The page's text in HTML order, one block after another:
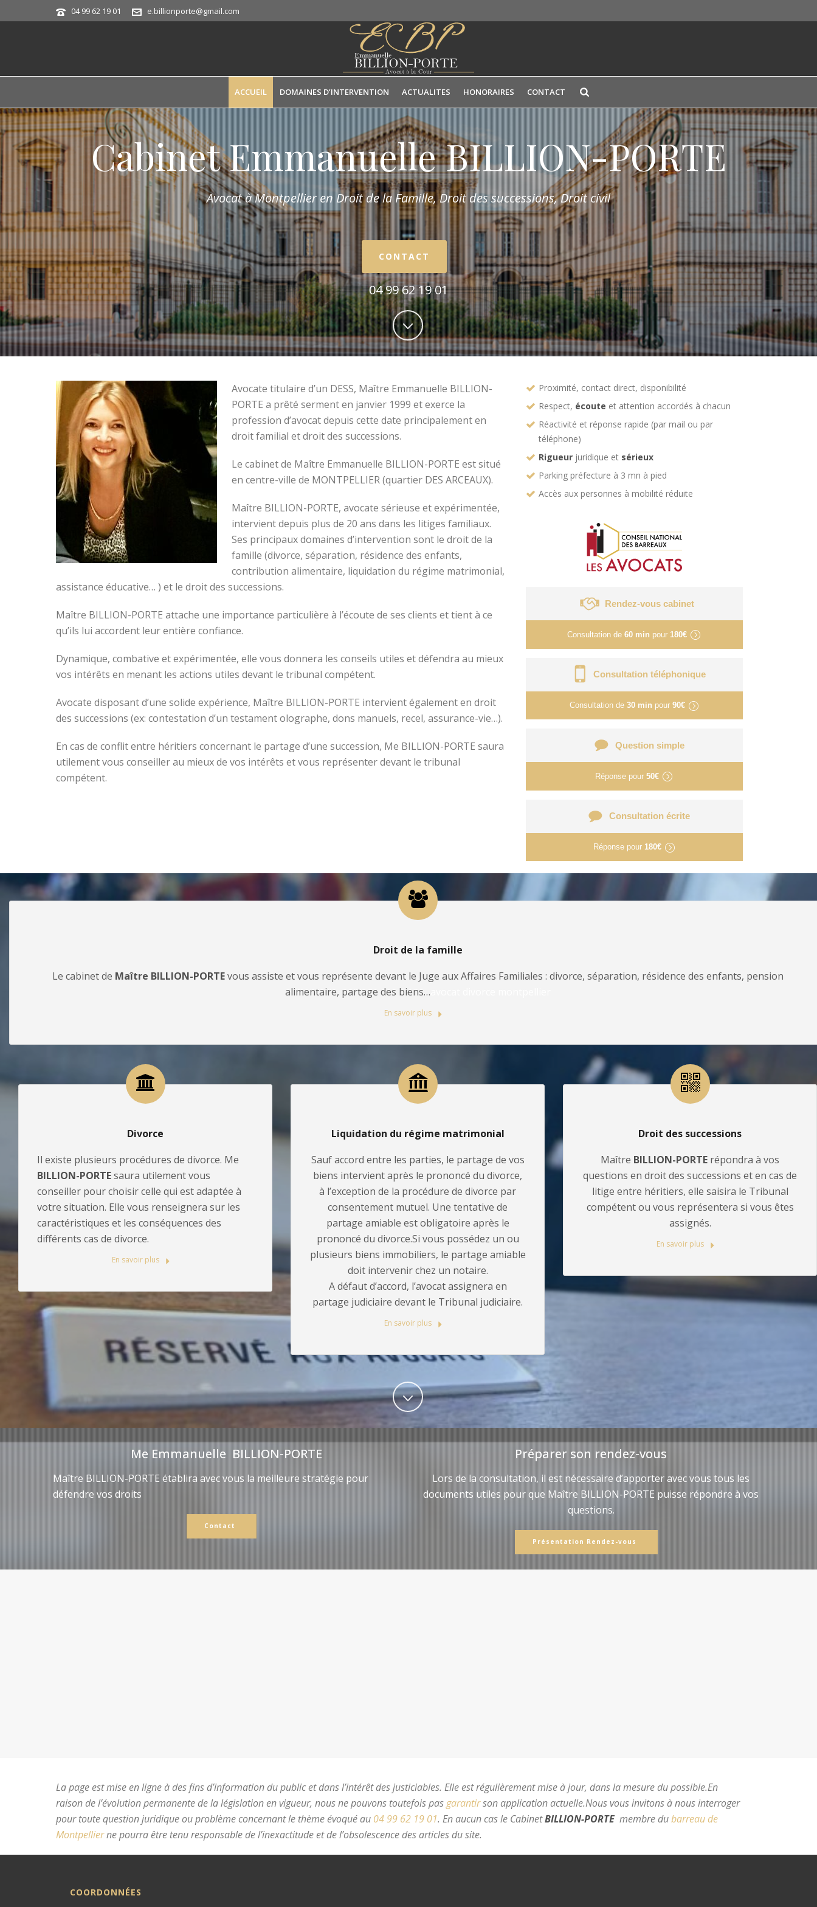
04 99 62 19 01 e.billionporte@gmail.com
ACCUEIL DOMAINES D’INTERVENTION ACTUALITES HONORAIRES CONTACT
Cabinet Emmanuelle BILLION-PORTE
Avocat à Montpellier en Droit de la Famille,Droit des successions, Droit civil
CONTACT
04 99 62 19 01
Avocate titulaire d’un DESS, Maître Emmanuelle BILLION-
PORTE a prêté serment en janvier 1999 et exerce la
profession d’avocat depuis cette date principalement en
droit familial et droit des successions.
Le cabinet de Maître Emmanuelle BILLION-PORTE est situé
en centre-ville de MONTPELLIER (quartier DES ARCEAUX).
Maître BILLION-PORTE, avocate sérieuse et expérimentée,
intervient depuis plus de 20 ans dans les litiges familiaux.
Ses principaux domaines d’intervention sont le droit de la
famille (divorce, séparation, résidence des enfants,
contribution alimentaire, liquidation du régime matrimonial,
assistance éducative… ) et le droit des successions.
Maître BILLION-PORTE attache une importance particulière à l’écoute de ses clients et tient à ce
qu’ils lui accordent leur entière confiance.
Dynamique, combative et expérimentée, elle vous donnera les conseils utiles et défendra au mieux
vos intérêts en menant les actions utiles devant le tribunal compétent.
Avocate disposant d’une solide expérience, Maître BILLION-PORTE intervient également en droit
des successions (ex: contestation d’un testament olographe, dons manuels, recel, assurance-vie…).
En cas de conflit entre héritiers concernant le partage d’une succession, Me BILLION-PORTE saura
utilement vous conseiller au mieux de vos intérêts et vous représenter devant le tribunal
compétent.
Proximité, contact direct, disponibilité
Respect, écoute et attention accordés à chacun
Réactivité et réponse rapide (par mail ou par
téléphone)
Rigueur juridique et sérieux
Parking préfecture à 3 mn à pied
Accès aux personnes à mobilité réduite
Rendez-vous cabinet
Consultation de60 min pour 180€
Consultation téléphonique
Consultation de 30 min pour 90€
Question simple
Réponse pour50€
Consultation écrite
Réponse pour 180€
Droit de la famille
Le cabinet de Maître BILLION-PORTEvous assiste et vous représente devant le Juge aux Affaires Familiales : divorce, séparation, résidence des enfants, pension
alimentaire, partage des biens…
En savoir plus
Divorce
Il existe plusieurs procédures de divorce. Me
BILLION-PORTEsaura utilement vous
conseiller pour choisir celle qui est adaptée à
votre situation. Elle vous renseignera sur les
caractéristiques et les conséquences des
différents cas de divorce.
En savoir plus
Liquidation du régime matrimonial
Sauf accord entre les parties, le partage de vos
biens intervient après le prononcé du divorce,
à l’exception de la procédure de divorce par
consentement mutuel. Une tentative de
partage amiable est obligatoire après le
prononcé du divorce.Si vous possédez un ou
plusieurs biens immobiliers, le partage amiable
doit intervenir chez un notaire.
A défaut d’accord, l’avocat assignera en
partage judiciaire devant le Tribunal judiciaire.
En savoir plus
Droit des successions
Maître BILLION-PORTE répondra à vos
questions en droit des successions et en cas de
litige entre héritiers, elle saisira le Tribunal
compétent ou vous représentera si vous êtes
assignés.
En savoir plus
Me Emmanuelle BILLION-PORTE
Maître BILLION-PORTE établira avec vous la meilleure stratégie pour
défendre vos droits
Contact
Préparer son rendez-vous
Lors de la consultation, il est nécessaire d’apporter avec vous tous les
documents utiles pour que Maître BILLION-PORTE puisse répondre à vos
questions.
Présentation Rendez-vous
La page est mise en ligne à des fins d’information du public et dans l’intérêt des justiciables. Elle est régulièrement mise à jour, dans la mesure du possible.En
raison de l’évolution permanente de la législation en vigueur, nous ne pouvons toutefois pasgarantirson application actuelle.Nous vous invitons à nous interroger
pour toute question juridique ou problème concernant le thème évoqué au 04 99 62 19 01. En aucun cas le CabinetBILLION-PORTE membre dubarreau de
Montpellierne pourra être tenu responsable de l’inexactitude et de l’obsolescence des articles du site.
COORDONNÉES